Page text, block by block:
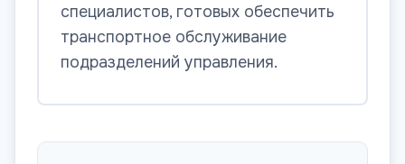
специалистов, готовых обеспечить
транспортное обслуживание
подразделений управления.